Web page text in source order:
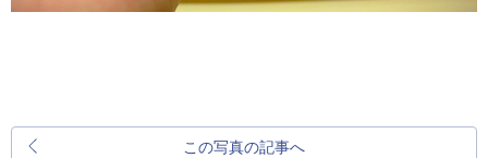
この写真の記事へ